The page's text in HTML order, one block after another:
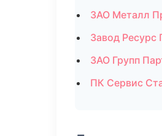
ЗАО Металл
Завод
ЗАО Групп
ПК Сервис